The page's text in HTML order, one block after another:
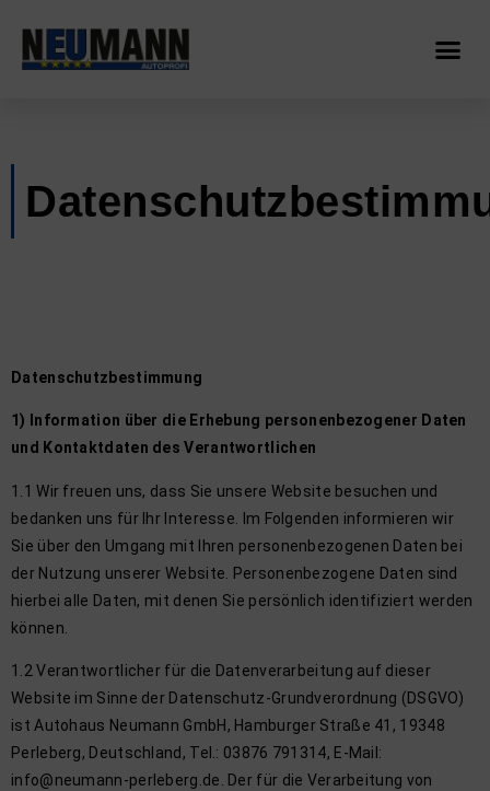
Datenschutzbestimmung
1) Information über die Erhebung personenbezogener Daten
und Kontaktdaten des Verantwortlichen
1.1 Wir freuen uns, dass Sie unsere Website besuchen und
bedanken uns für Ihr Interesse. Im Folgenden informieren wir
Sie über den Umgang mit Ihren personenbezogenen Daten bei
der Nutzung unserer Website. Personenbezogene Daten sind
hierbei alle Daten, mit denen Sie persönlich identifiziert werden
können.
1.2 Verantwortlicher für die Datenverarbeitung auf dieser
Website im Sinne der Datenschutz-Grundverordnung (DSGVO)
ist Autohaus Neumann GmbH, Hamburger Straße 41, 19348
Perleberg, Deutschland, Tel.: 03876 791314, E-Mail:
info@neumann-perleberg.de. Der für die Verarbeitung von